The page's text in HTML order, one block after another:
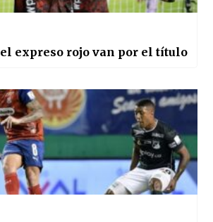
expreso rojo van por el título